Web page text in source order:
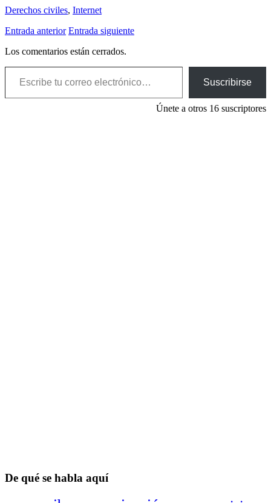
Derechos civiles, Internet
Entrada anterior Entrada siguiente
Los comentarios están cerrados.
Escribe tu correo electrónico…
Suscribirse
Únete a otros 16 suscriptores
De qué se habla aquí